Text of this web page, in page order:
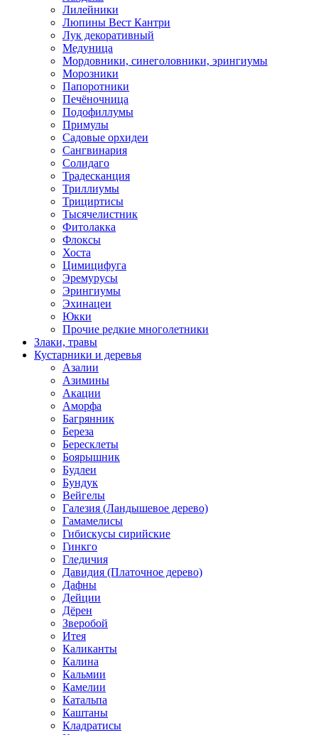
Лилейники
Люпины Вест Кантри
Лук декоративный
Медуница
Мордовники, синеголовники, эрингиумы
Морозники
Папоротники
Печёночница
Подофиллумы
Примулы
Садовые орхидеи
Сангвинария
Солидаго
Традесканция
Триллиумы
Трициртисы
Тысячелистник
Фитолакка
Флоксы
Хоста
Цимицифуга
Эремурусы
Эрингиумы
Эхинацеи
Юкки
Прочие редкие многолетники
Злаки, травы
Кустарники и деревья
Азалии
Азимины
Акации
Аморфа
Багрянник
Береза
Бересклеты
Боярышник
Будлеи
Бундук
Вейгелы
Галезия (Ландышевое дерево)
Гамамелисы
Гибискусы сирийские
Гинкго
Гледичия
Давидия (Платочное дерево)
Дафны
Дейции
Дёрен
Зверобой
Итея
Каликанты
Калина
Кальмии
Камелии
Катальпа
Каштаны
Кладратисы